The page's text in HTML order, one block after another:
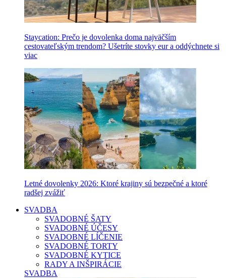
Staycation: Prečo je dovolenka doma najväčším
cestovateľským trendom? Ušetríte stovky eur a oddýchnete si
viac
Letné dovolenky 2026: Ktoré krajiny sú bezpečné a ktoré
radšej zvážiť
SVADBA
SVADOBNÉ ŠATY
SVADOBNÉ ÚČESY
SVADOBNÉ LÍČENIE
SVADOBNÉ TORTY
SVADOBNÉ KYTICE
RADY A INŠPIRÁCIE
SVADBA